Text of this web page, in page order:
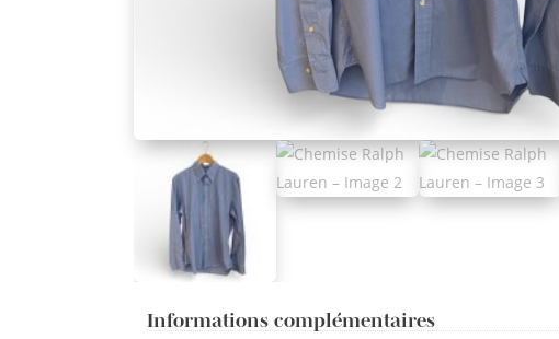
Informations complémentaires